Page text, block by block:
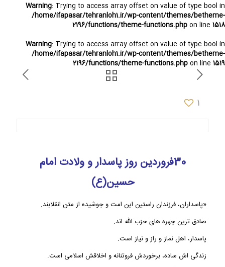
Warning: Trying to access array offset on value of type bool in
/home/ifapasar/tehranloh1.ir/wp-content/themes/betheme-
2196/functions/theme-functions.phpon line 1518
Warning: Trying to access array offset on value of type bool in
/home/ifapasar/tehranloh1.ir/wp-content/themes/betheme-
2196/functions/theme-functions.phpon line 1519
1
30فروردین روز پاسدار و ولادت امام
حسین(ع)
«پاسداران، فرزندان راستین این امت و جوشیده از متن انقلابند.
صادق ترین چهره های حزب الله اند.
پاسدار، اهل نماز و راز و نیاز است.
زندگی اش ساده، برخوردش فروتنانه و اخلاقش اسلامی است.